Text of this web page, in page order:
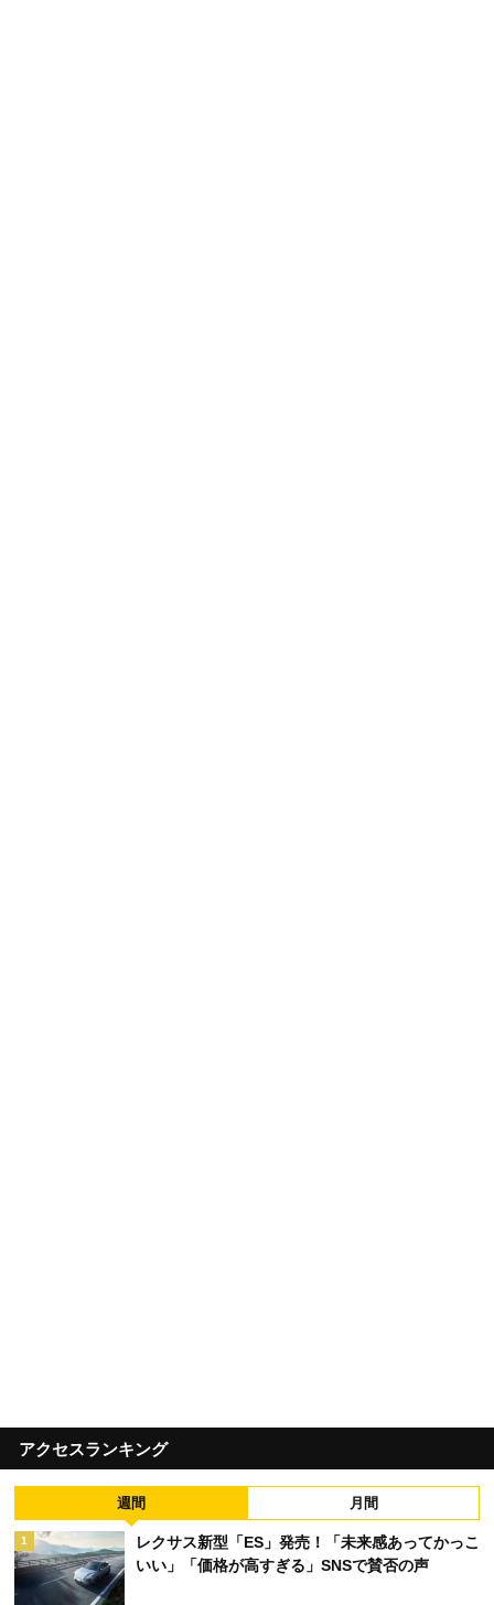
アクセスランキング
週間 月間
1
レクサス新型「ES」発売！「未来感あってかっこ
いい」「価格が高すぎる」SNSで賛否の声